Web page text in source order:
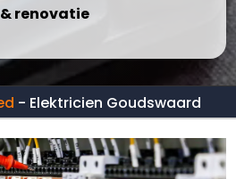
renovatie
- Elektricien Goudswaard